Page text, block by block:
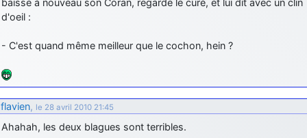
d'oeil :
- C'est quand même meilleur que le cochon, hein ?
flavien, le 28 avril 2010 21:45
Ahahah, les deux blagues sont terribles.